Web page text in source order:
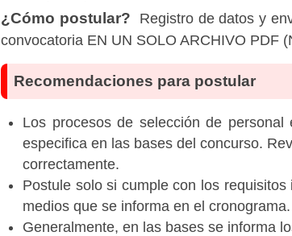
¿Cómo postular?
Registro de datos y
convocatoria EN UN SOLO ARCHIVO PDF
Recomendaciones para postular
Los procesos de selección de
especifica en las bases del concurso.
correctamente.
Postule solo si cumple con los
medios que se informa en el cronograma.
Generalmente, en las bases se informa